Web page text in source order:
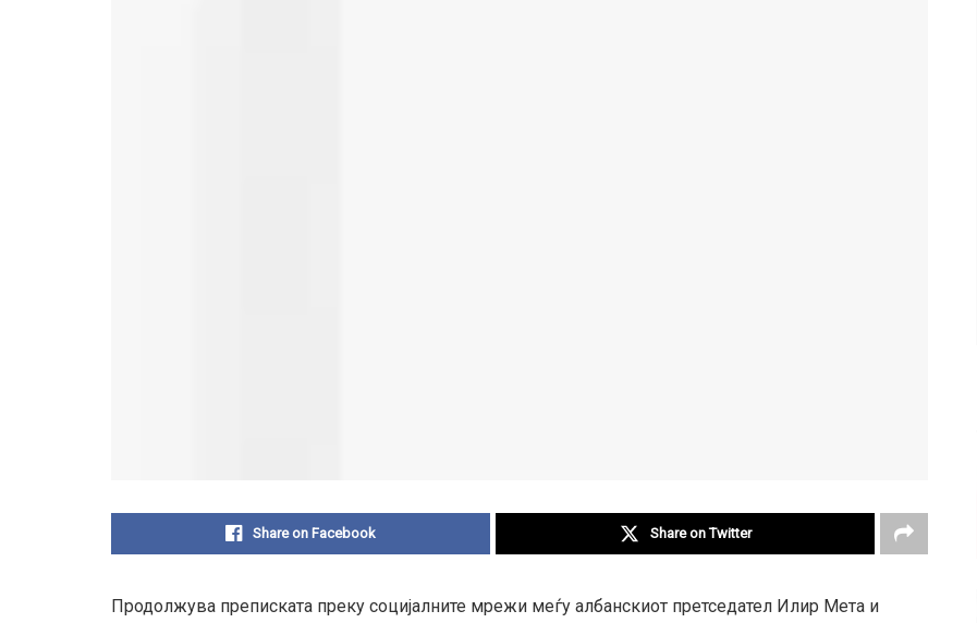
Share on Facebook Share on Twitter
Продолжува преписката преку социјалните мрежи меѓу албанскиот претседател Илир Мета и